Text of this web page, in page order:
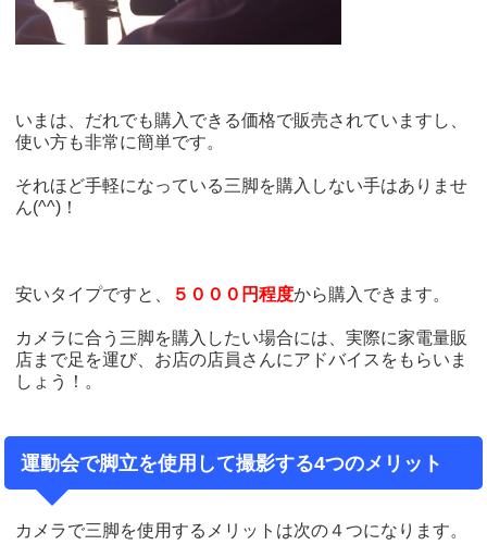
いまは、だれでも購入できる価格で販売されていますし、
使い方も非常に簡単です。
それほど手軽になっている三脚を購入しない手はありませ
ん(^^)！
安いタイプですと、 ５０００円程度から購入できます。
カメラに合う三脚を購入したい場合には、実際に家電量販
店まで足を運び、お店の店員さんにアドバイスをもらいま
しょう！。
運動会で脚立を使用して撮影する4つのメリット
カメラで三脚を使用するメリットは次の４つになります。